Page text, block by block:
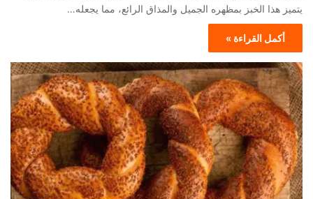
يتميز هذا الخبز بمظهره الجميل والمذاق الرائع، مما يجعله…
أكمل القراءة »